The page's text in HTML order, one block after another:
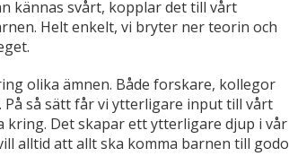
kännas svårt, kopplar det till vårt
Helt enkelt, vi bryter ner teorin och
olika ämnen. Både forskare, kollegor
så sätt får vi ytterligare input till vårt
Det skapar ett ytterligare djup i vår
alltid att allt ska komma barnen till godo